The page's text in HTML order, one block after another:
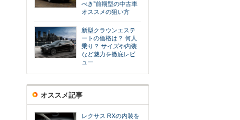
べき”前期型の中古車
オススメの狙い方
新型クラウンエステ
ートの価格は？ 何人
乗り？ サイズや内装
など魅力を徹底レビ
ュー
オススメ記事
レクサス RXの内装を